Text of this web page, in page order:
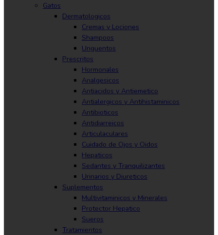
Gatos
Dermatologicos
Cremas y Lociones
Shampoos
Unguentos
Prescritos
Hormonales
Analgesicos
Antiacidos y Antiemetico
Antialergicos y Antihistaminicos
Antibioticos
Antidiarreicos
Articulaculares
Cuidado de Ojos y Oidos
Hepaticos
Sedantes y Tranquilizantes
Urinarios y Diureticos
Suplementos
Multivitaminicos y Minerales
Protector Hepatico
Sueros
Tratamientos